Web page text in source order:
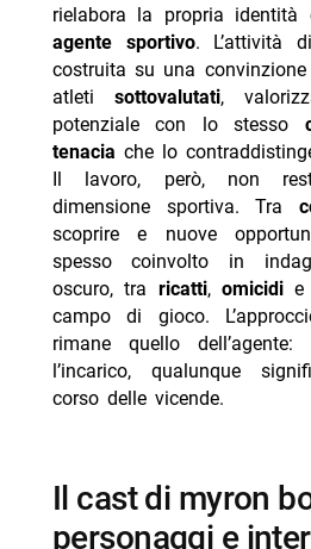
rielabora la propria
agente sportivo. L’attività
costruita su una
atleti sottovalutati,
potenziale con lo stesso
tenacia che lo
Il lavoro, però, non
dimensione sportiva. Tra
scoprire e nuove
spesso coinvolto in
oscuro, tra ricatti, omicidie
campo di gioco.
rimane quello
l’incarico, qualunque
corso delle vicende.
il cast di myron bolitar:
personaggi e